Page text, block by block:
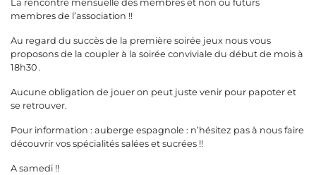
La rencontre mensuelle des membres et non ou futurs
membres de l’association !!
Au regard du succès de la première soirée jeux nous vous
proposons de la coupler à la soirée conviviale du début de mois à
18h30 .
Aucune obligation de jouer on peut juste venir pour papoter et
se retrouver.
Pour information : auberge espagnole : n’hésitez pas à nous faire
découvrir vos spécialités salées et sucrées !!
A samedi !!